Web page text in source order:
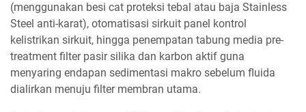
(menggunakan besi cat proteksi tebal atau baja Stainless
Steel anti-karat), otomatisasi sirkuit panel kontrol
kelistrikan sirkuit, hingga penempatan tabung media pre-
treatment filter pasir silika dan karbon aktif guna
menyaring endapan sedimentasi makro sebelum fluida
dialirkan menuju filter membran utama.